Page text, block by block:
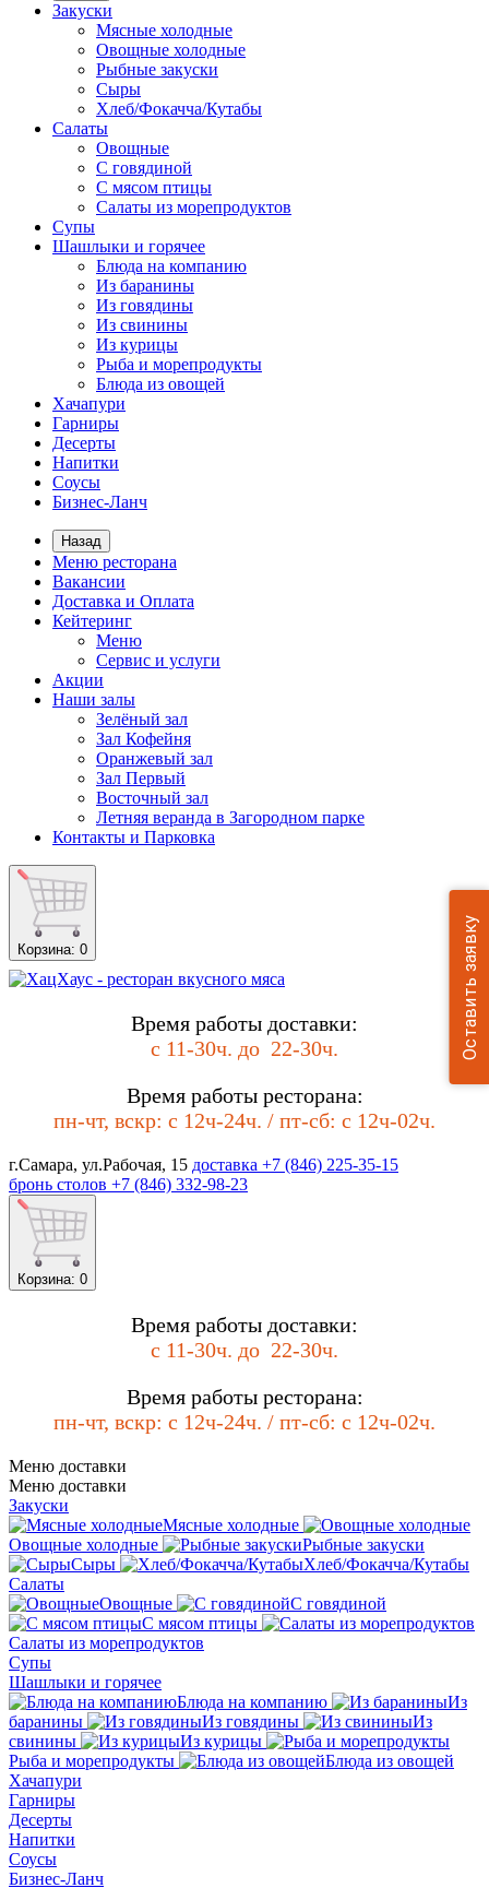
Закуски
Мясные холодные
Овощные холодные
Рыбные закуски
Сыры
Хлеб/Фокачча/Кутабы
Салаты
Овощные
С говядиной
С мясом птицы
Салаты из морепродуктов
Супы
Шашлыки и горячее
Блюда на компанию
Из баранины
Из говядины
Из свинины
Из курицы
Рыба и морепродукты
Блюда из овощей
Хачапури
Гарниры
Десерты
Напитки
Соусы
Бизнес-Ланч
Назад
Меню ресторана
Вакансии
Доставка и Оплата
Кейтеринг
Меню
Сервис и услуги
Акции
Наши залы
Зелёный зал
Зал Кофейня
Оранжевый зал
Зал Первый
Восточный зал
Летняя веранда в Загородном парке
Контакты и Парковка
Корзина: 0
Время работы доставки:
с 11-30ч. до 22-30ч.
Время работы ресторана:
пн-чт, вскр: с 12ч-24ч. / пт-сб: с 12ч-02ч.
г.Самара, ул.Рабочая, 15 доставка +7 (846) 225-35-15
бронь столов +7 (846) 332-98-23
Корзина: 0
Время работы доставки:
с 11-30ч. до 22-30ч.
Время работы ресторана:
пн-чт, вскр: с 12ч-24ч. / пт-сб: с 12ч-02ч.
Меню доставки
Меню доставки
Закуски
Мясные холодные
Овощные холодные
Рыбные закуски
Сыры
Хлеб/Фокачча/Кутабы
Салаты
Овощные
С говядиной
С мясом птицы
Салаты из морепродуктов
Супы
Шашлыки и горячее
Блюда на компанию
Из
баранины
Из говядины
Из
свинины
Из курицы
Рыба и морепродукты
Блюда из овощей
Хачапури
Гарниры
Десерты
Напитки
Соусы
Бизнес-Ланч
Оставить заявку